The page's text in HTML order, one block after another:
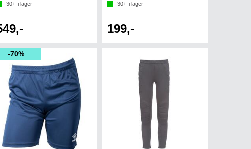
30+ i lager 30+ i lager
199,-
70%